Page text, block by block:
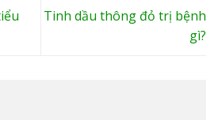
Tinh dầu thông đỏ trị bệnh
gì?